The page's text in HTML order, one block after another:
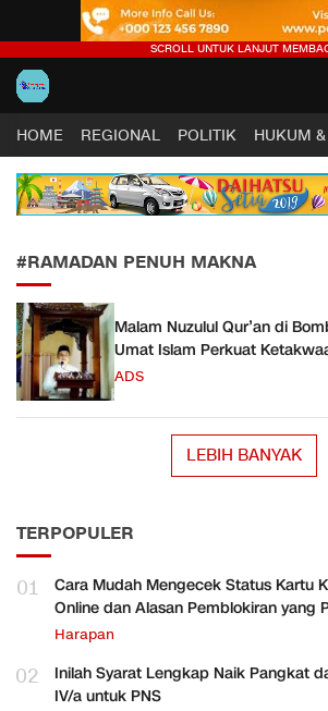
Harapan Sultra .COM |
Lugas, Tuntas dan Terpercaya
HOME REGIONAL POLITIK HUKUM
#RAMADAN PENUH MAKNA
Malam Nuzulul Qur’an di
Umat Islam Perkuat
ADS
LEBIH BANYAK
TERPOPULER
01
Cara Mudah Mengecek Status Kartu
Online dan Alasan Pemblokiran yang
Harapan
02
Inilah Syarat Lengkap Naik Pangkat
IV/a untuk PNS